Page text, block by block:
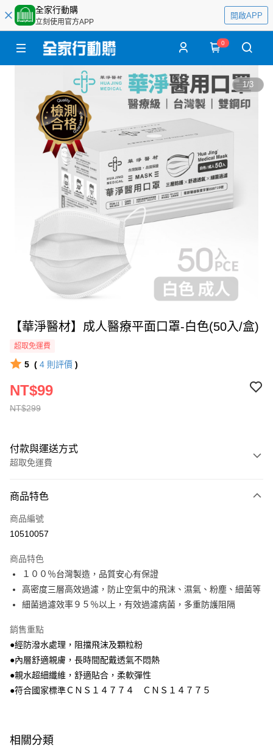
全家行動購
立刻使用官方APP
開啟APP
0
1/3
【華淨醫材】成人醫療平面口罩-白色(50入/盒)
超取免運費
5 ( 4 則評價 )
NT$299
NT$99
付款與運送方式
超取免運費
全家線上支付
超商取貨付款
運送方式
全家取貨付款
免運費
免運費
商品特色
商品編號
10510057
商品特色
１００％台灣製造，品質安心有保證
高密度三層高效過濾，防止空氣中的飛沫、濕氣、粉塵、細菌等
細菌過濾效率９５％以上，有效過濾病菌，多重防護阻隔
銷售重點
●經防潑水處理，阻擋飛沫及顆粒粉
●內層舒適親膚，長時間配戴透氣不悶熱
●親水超細纖維，舒適貼合，柔軟彈性
●符合國家標準ＣＮＳ１４７７４ ＣＮＳ１４７７５
相關分類